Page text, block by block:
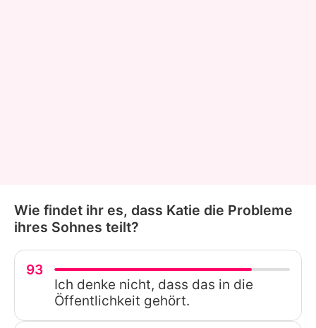
Wie findet ihr es, dass Katie die Probleme
ihres Sohnes teilt?
93
Ich denke nicht, dass das in die
Öffentlichkeit gehört.